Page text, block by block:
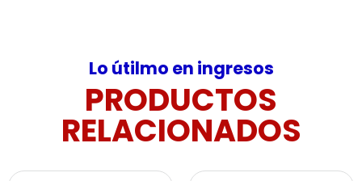
Lo útilmo en ingresos
PRODUCTOS
RELACIONADOS